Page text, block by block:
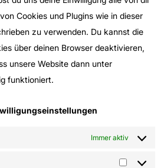
Cookies und Plugins wie in dieser
zu verwenden. Du kannst die
über deinen Browser deaktivieren,
unsere Website dann unter
funktioniert.
Immer aktiv